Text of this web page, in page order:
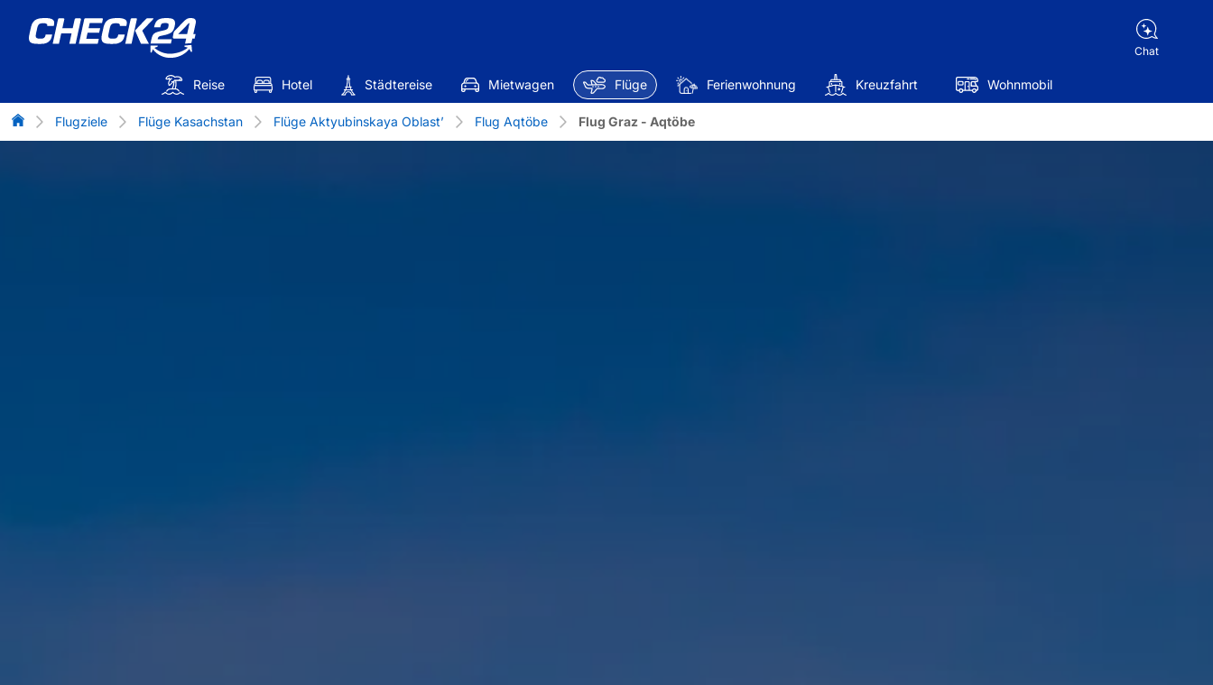
Chat
Reise Hotel Städtereise Mietwagen Flüge Ferienwohnung Kreuzfahrt Wohnmobil
Flug-Vergleich
Flugziele Flüge Kasachstan Flüge Aktyubinskaya Oblast’ Flug Aqtöbe Flug Graz - Aqtöbe